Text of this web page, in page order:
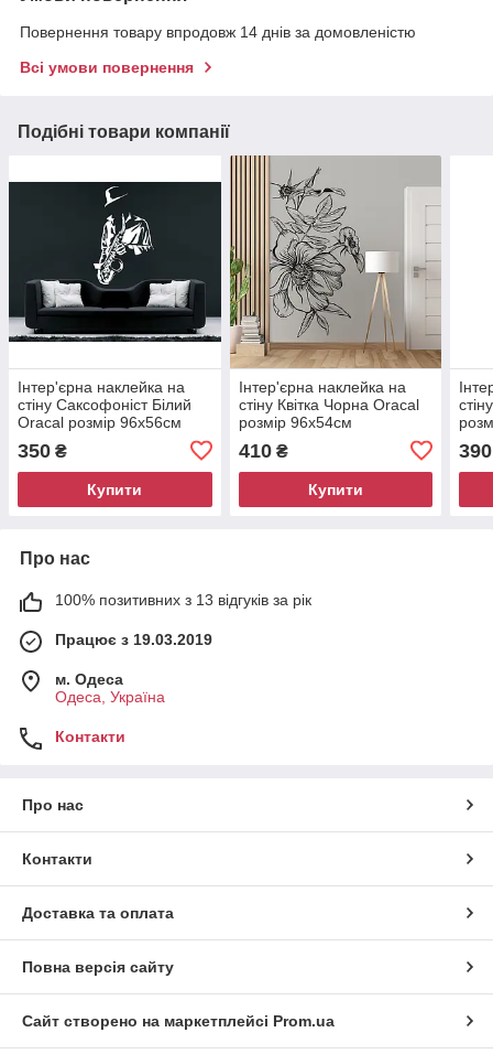
Повернення товару впродовж 14 днів за домовленістю
Всі умови повернення
Подібні товари компанії
Інтер'єрна наклейка на
стіну Саксофоніст Білий
Oracal розмір 96x56см
350 ₴
Купити
Інтер'єрна наклейка на
стіну Квітка Чорна Oracal
розмір 96x54см
410₴
Купити
390
Про нас
100% позитивних з 13 відгуків за рік
Працює з 19.03.2019
м. Одеса
Одеса, Україна
Контакти
Про нас
Контакти
Доставка та оплата
Повна версія сайту
Сайт створено на маркетплейсі Prom.ua